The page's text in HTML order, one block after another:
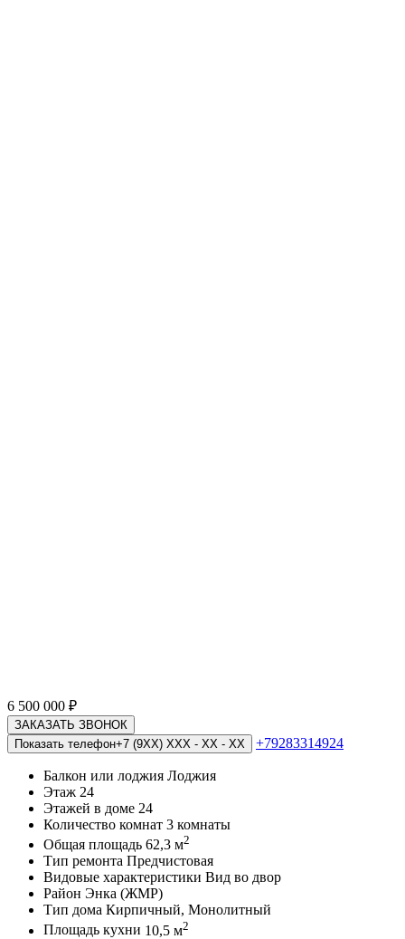
6 500 000 ₽
ЗАКАЗАТЬ ЗВОНОК
Показать телефон+7 (9XX) XXX - XX - XX +79283314924
Балкон или лоджия Лоджия
Этаж 24
Этажей в доме 24
Количество комнат 3 комнаты
Общая площадь 62,3 м2
Тип ремонта Предчистовая
Видовые характеристики Вид во двор
Район Энка (ЖМР)
Тип дома Кирпичный, Монолитный
Площадь кухни 10,5 м2